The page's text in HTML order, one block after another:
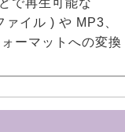
で再生可能な
イル ) や MP3、
ーマットへの変換